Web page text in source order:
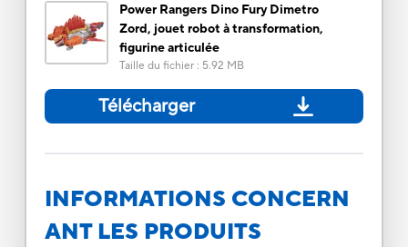
Power Rangers Dino Fury Dimetro
Zord, jouet robot à transformation,
figurine articulée
Taille du fichier: 5.92 MB
Télécharger
INFORMATIONS CONCERN
ANT LES PRODUITS